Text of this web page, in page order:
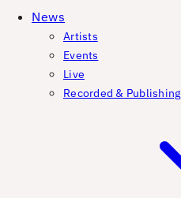
News
Artists
Events
Live
Recorded & Publishing